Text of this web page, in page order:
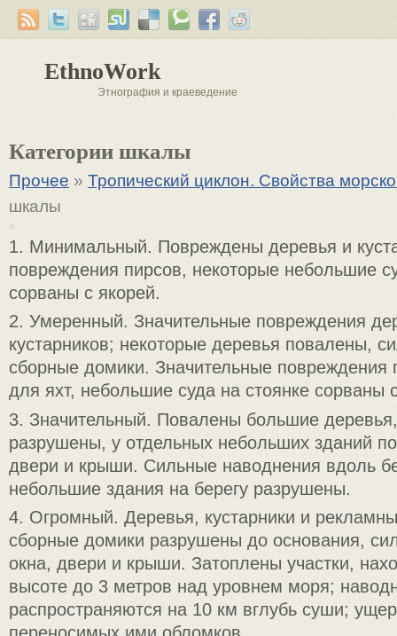
EthnoWork
Этнография и краеведение
Категории шкалы
Прочее » Тропический циклон. Свойства
шкалы
1. Минимальный. Повреждены деревья и
повреждения пирсов, некоторые небольшие
сорваны с якорей.
2. Умеренный. Значительные повреждения
кустарников; некоторые деревья повалены,
сборные домики. Значительные повреждения
для яхт, небольшие суда на стоянке сорваны
3. Значительный. Повалены большие
разрушены, у отдельных небольших зданий
двери и крыши. Сильные наводнения вдоль
небольшие здания на берегу разрушены.
4. Огромный. Деревья, кустарники и
сборные домики разрушены до основания,
окна, двери и крыши. Затоплены участки,
высоте до 3 метров над уровнем моря;
распространяются на 10 км вглубь суши;